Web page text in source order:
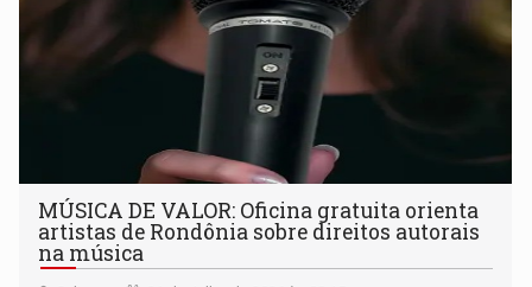
MÚSICA DE VALOR: Oficina gratuita orienta
artistas de Rondônia sobre direitos autorais
na música